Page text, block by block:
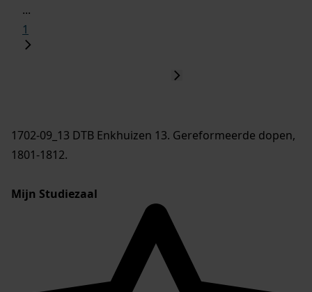
...
1
1702-09_13 DTB Enkhuizen 13. Gereformeerde dopen,
1801-1812.
Mijn Studiezaal